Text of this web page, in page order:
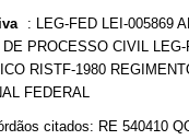
: LEG-FED LEI-005869
PROCESSO CIVIL
RISTF-1980
FEDERAL
citados: RE 540410